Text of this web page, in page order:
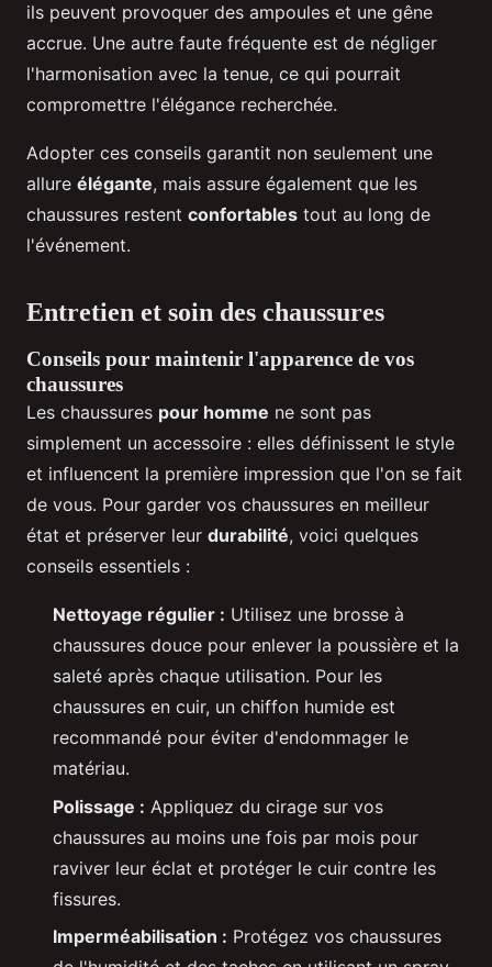
ils peuvent provoquer des ampoules et une gêne
accrue. Une autre faute fréquente est de négliger
l'harmonisation avec la tenue, ce qui pourrait
compromettre l'élégance recherchée.
Adopter ces conseils garantit non seulement une
allure élégante, mais assure également que les
chaussures restent confortables tout au long de
l'événement.
Entretien et soin des chaussures
Conseils pour maintenir l'apparence de vos
chaussures
Les chaussures pour homme ne sont pas
simplement un accessoire : elles définissent le style
et influencent la première impression que l'on se fait
de vous. Pour garder vos chaussures en meilleur
état et préserver leur durabilité, voici quelques
conseils essentiels :
Nettoyage régulier : Utilisez une brosse à
chaussures douce pour enlever la poussière et la
saleté après chaque utilisation. Pour les
chaussures en cuir, un chiffon humide est
recommandé pour éviter d'endommager le
matériau.
Polissage : Appliquez du cirage sur vos
chaussures au moins une fois par mois pour
raviver leur éclat et protéger le cuir contre les
fissures.
Imperméabilisation : Protégez vos chaussures